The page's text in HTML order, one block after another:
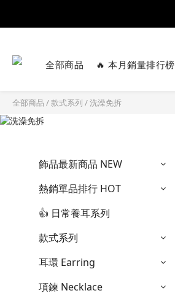
全部商品 🔥 本月銷量排行榜
全部商品 /款式系列 /洗澡免拆
飾品最新商品 NEW
熱銷單品排行 HOT
👍️ 日常養耳系列
款式系列
耳環 Earring
項鍊 Necklace